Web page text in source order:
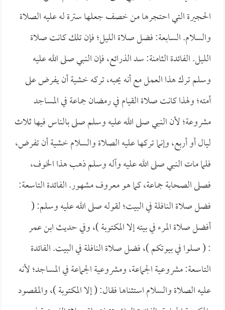
الحجيرة التي احتجرها من خصف جعلها سترة له عليه الصلاة
والسلام. السابعة: فضل صلاة الليل؛ فإن تلك كانت صلاة
الليل. الفائدة الثامنة: سد الذرائع، فإن النبي صلى الله عليه
وسلم ترك هذا العمل مع أنه يحبه، تركه خشية أن يفرض على
أمته؛ ولهذا كانت صلاة القيام في رمضان جماعة في المساجد
مشروعة؛ لأن النبي صلى الله عليه وسلم صلى بالناس فيها ثلاث
ليال أو أربع، وإنما تركها عليه الصلاة والسلام خشية أن تفرض،
فلما مات النبي صلى الله عليه وآله وسلم ذهب هذا الخوف،
فصلى الصحابة جماعة، كما هو معروف مشهور. الفائدة التاسعة:
فضل صلاة النافلة في البيت؛ لقوله صلى الله عليه وسلم: (
أفضل صلاة المرء في بيته إلا المكتوبة )، وفي حديثابن عمر
: (صلوا في بيوتكم )، فضل صلاة النافلة في البيت. الفائدة
التاسعة: مشروعية الجماعة، ومشروعية الجماعة في المساجد؛ لأنه
عليه الصلاة والسلام استثناها فقال: (إلا المكتوبة )، والمقصود